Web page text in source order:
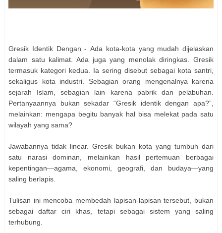
Gresik Identik Dengan - Ada kota-kota yang mudah dijelaskan
dalam satu kalimat. Ada juga yang menolak diringkas. Gresik
termasuk kategori kedua. Ia sering disebut sebagai kota santri,
sekaligus kota industri. Sebagian orang mengenalnya karena
sejarah Islam, sebagian lain karena pabrik dan pelabuhan.
Pertanyaannya bukan sekadar “Gresik identik dengan apa?”,
melainkan: mengapa begitu banyak hal bisa melekat pada satu
wilayah yang sama?
Jawabannya tidak linear. Gresik bukan kota yang tumbuh dari
satu narasi dominan, melainkan hasil pertemuan berbagai
kepentingan—agama, ekonomi, geografi, dan budaya—yang
saling berlapis.
Tulisan ini mencoba membedah lapisan-lapisan tersebut, bukan
sebagai daftar ciri khas, tetapi sebagai sistem yang saling
terhubung.